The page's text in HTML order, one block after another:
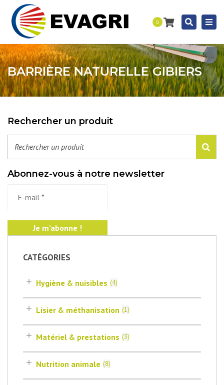
0
BARRIÈRE NATURELLE GIBIERS
Rechercher un produit
Abonnez-vous à notre newsletter
CATÉGORIES
Hygiène & nuisibles (4)
Lisier & méthanisation (1)
Matériel & prestations (3)
Nutrition animale (8)